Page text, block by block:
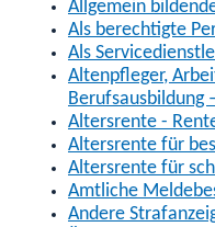
Allgemein
Als berechtigte
Als
Altenpfleger,
Berufsausbildung
Altersrente -
Altersrente für
Altersrente für
Amtliche
Andere